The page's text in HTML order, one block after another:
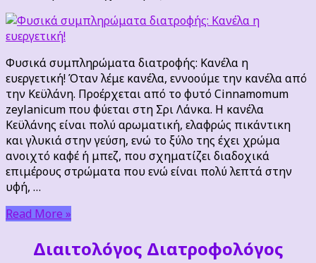
συμπληρώματα
Κανέλα
η
ευεργετική!
Φυσικά συμπληρώματα διατροφής: Κανέλα η
ευεργετική! Όταν λέμε κανέλα, εννοούμε την κανέλα από
την Κεϋλάνη. Προέρχεται από το φυτό Cinnamomum
zeylanicum που φύεται στη Σρι Λάνκα. Η κανέλα
Κεϋλάνης είναι πολύ αρωματική, ελαφρώς πικάντικη
και γλυκιά στην γεύση, ενώ το ξύλο της έχει χρώμα
ανοιχτό καφέ ή μπεζ, που σχηματίζει διαδοχικά
επιμέρους στρώματα που ενώ είναι πολύ λεπτά στην
υφή, …
Read More »
Διαιτoλόγος Διατροφολόγος